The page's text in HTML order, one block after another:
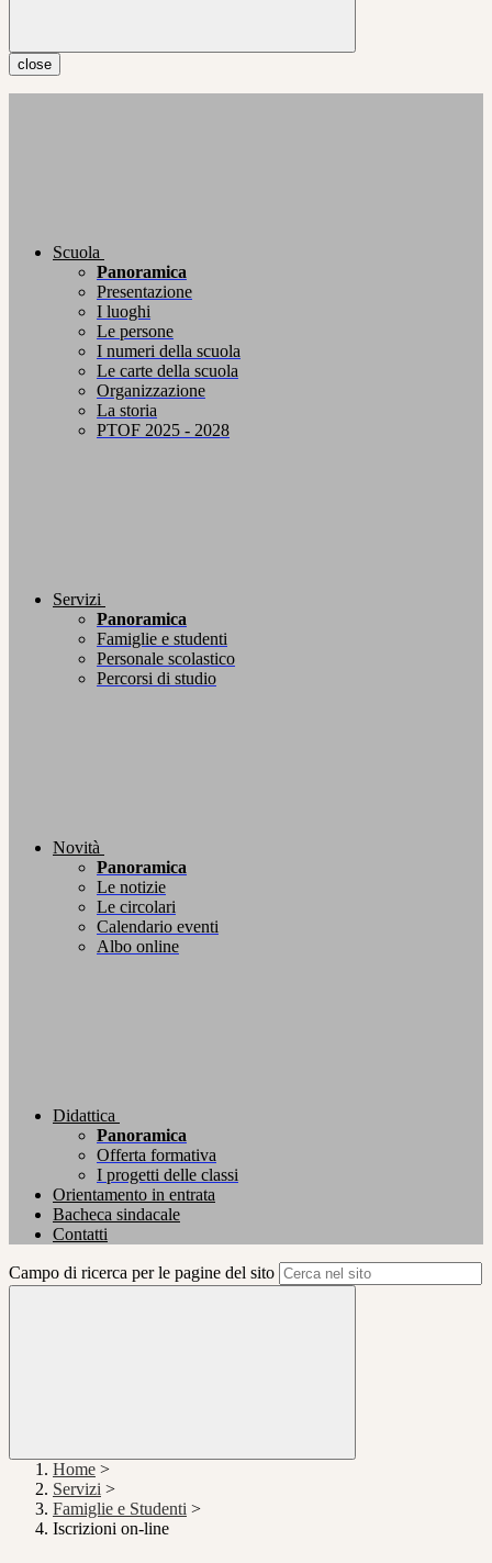
close
Scuola
Panoramica
Presentazione
I luoghi
Le persone
I numeri della scuola
Le carte della scuola
Organizzazione
La storia
PTOF 2025 - 2028
Servizi
Panoramica
Famiglie e studenti
Personale scolastico
Percorsi di studio
Novità
Panoramica
Le notizie
Le circolari
Calendario eventi
Albo online
Didattica
Panoramica
Offerta formativa
I progetti delle classi
Orientamento in entrata
Bacheca sindacale
Contatti
Campo di ricerca per le pagine del sito
Home >
Servizi >
Famiglie e Studenti >
Iscrizioni on-line